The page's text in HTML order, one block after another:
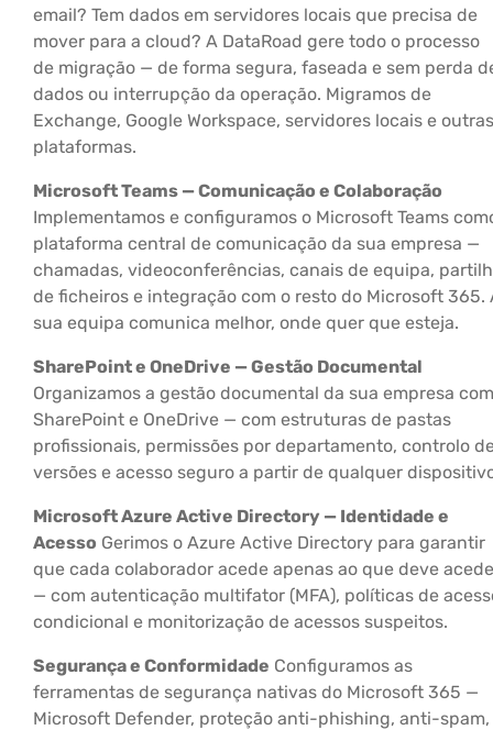
email? Tem dados em servidores locais que precisa de
mover para a cloud? A DataRoad gere todo o processo
de migração — de forma segura, faseada e sem perda
dados ou interrupção da operação. Migramos de
Exchange, Google Workspace, servidores locais e outras
plataformas.
Microsoft Teams — Comunicação e Colaboração
Implementamos e configuramos o Microsoft Teams
plataforma central de comunicação da sua empresa —
chamadas, videoconferências, canais de equipa,
de ficheiros e integração com o resto do Microsoft 365.
sua equipa comunica melhor, onde quer que esteja.
SharePoint e OneDrive — Gestão Documental
Organizamos a gestão documental da sua empresa com
SharePoint e OneDrive — com estruturas de pastas
profissionais, permissões por departamento, controlo
versões e acesso seguro a partir de qualquer
Microsoft Azure Active Directory — Identidade e
Acesso Gerimos o Azure Active Directory para garantir
que cada colaborador acede apenas ao que deve
— com autenticação multifator (MFA), políticas de
condicional e monitorização de acessos suspeitos.
Segurança e Conformidade Configuramos as
ferramentas de segurança nativas do Microsoft 365 —
Microsoft Defender, proteção anti-phishing, anti-spam,